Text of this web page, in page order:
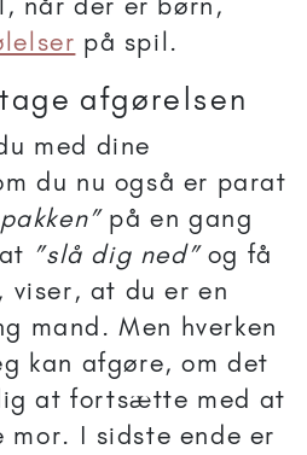
på spil.
afgørelsen
med dine
du nu også er parat
på en gang
”slå dig ned”og få
viser, at du er en
mand. Men hverken
kan afgøre, om det
at fortsætte med at
mor. I sidste ende er